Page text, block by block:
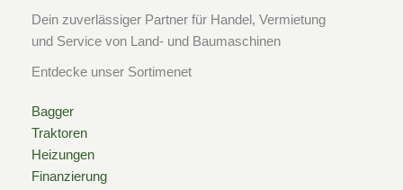
o
k
-
s
r
a
Dein zuverlässiger Partner für Handel, Vermietung
und Service von Land- und Baumaschinen
Entdecke unser Sortimenet
Bagger
Traktoren
Heizungen
Finanzierung